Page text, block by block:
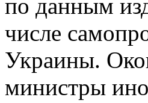
по данным
числе
Украины.
министры